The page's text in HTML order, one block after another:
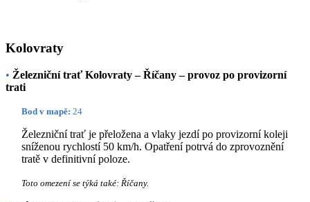
Kolovraty
• Železniční trať Kolovraty – Říčany – provoz po provizorní
trati
Bod v mapě: 24
Železniční trať je přeložena a vlaky jezdí po provizorní koleji
sníženou rychlostí 50 km/h. Opatření potrvá do zprovoznění
tratě v definitivní poloze.
Toto omezení se týká také: Říčany.